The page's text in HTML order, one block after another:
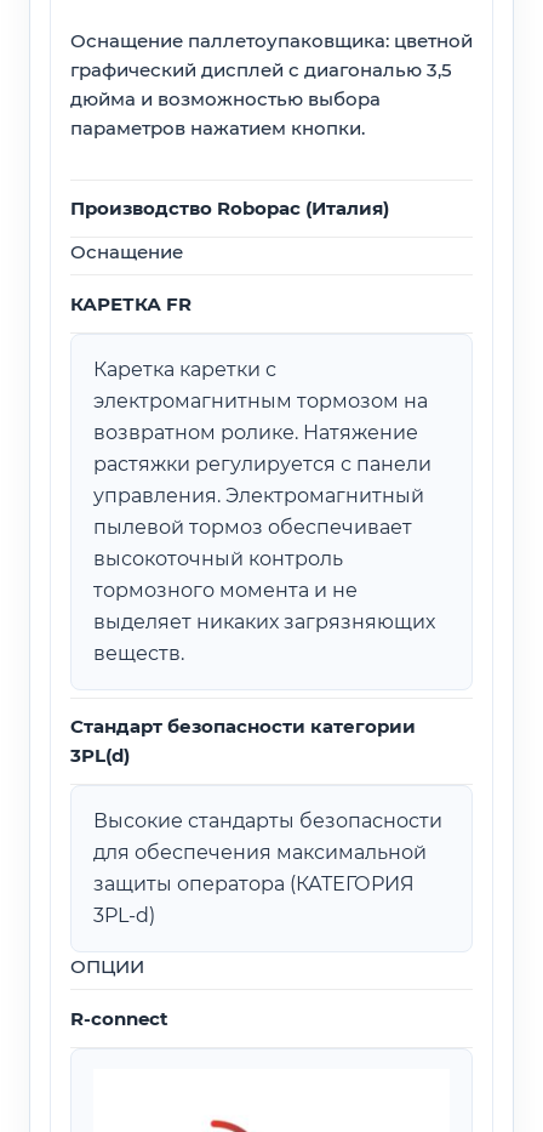
Оснащение паллетоупаковщика: цветной
графический дисплей с диагональю 3,5
дюйма и возможностью выбора
параметров нажатием кнопки.
Производство Robopac (Италия)
Оснащение
КАРЕТКА FR
Каретка каретки с
электромагнитным тормозом на
возвратном ролике. Натяжение
растяжки регулируется с панели
управления. Электромагнитный
пылевой тормоз обеспечивает
высокоточный контроль
тормозного момента и не
выделяет никаких загрязняющих
веществ.
Стандарт безопасности категории
3PL(d)
Высокие стандарты безопасности
для обеспечения максимальной
защиты оператора (КАТЕГОРИЯ
3PL-d)
ОПЦИИ
R-connect